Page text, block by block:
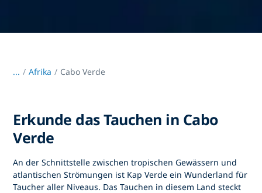
... / Afrika Cabo Verde
Erkunde das Tauchen in Cabo
Verde
An der Schnittstelle zwischen tropischen Gewässern und
atlantischen Strömungen ist Kap Verde ein Wunderland für
Taucher aller Niveaus. Das Tauchen in diesem Land steckt